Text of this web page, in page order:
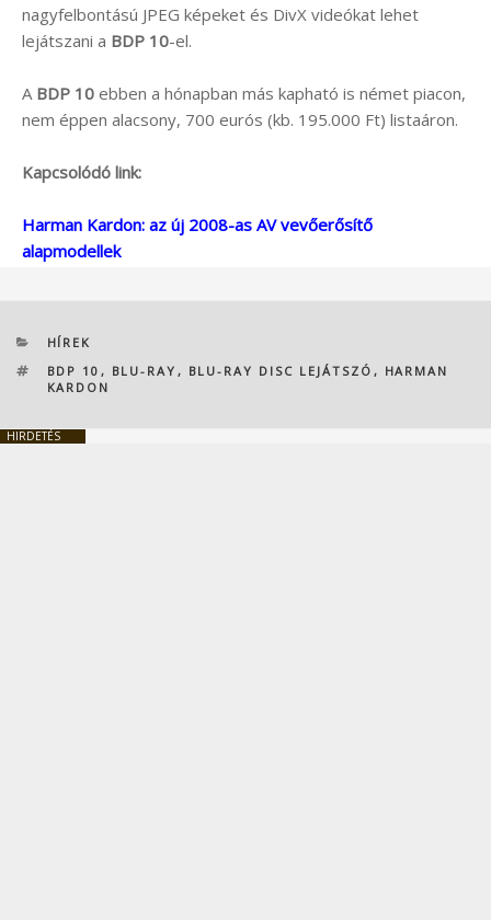
nagyfelbontású JPEG képeket és DivX videókat lehet
lejátszani a BDP 10-el.
A BDP 10 ebben a hónapban más kapható is német piacon,
nem éppen alacsony, 700 eurós (kb. 195.000 Ft) listaáron.
Kapcsolódó link:
Harman Kardon: az új 2008-as AV vevőerősítő
alapmodellek
KATEGÓRIÁK
HÍREK
CÍMKÉK
BDP 10 , BLU-RAY , BLU-RAY DISC LEJÁTSZÓ , HARMAN
KARDON
HIRDETÉS